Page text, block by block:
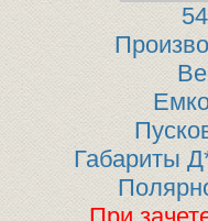
Габариты